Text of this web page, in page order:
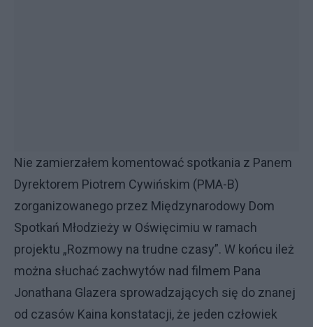
Nie zamierzałem komentować spotkania z Panem
Dyrektorem Piotrem Cywińskim (PMA-B)
zorganizowanego przez Międzynarodowy Dom
Spotkań Młodzieży w Oświęcimiu w ramach
projektu „Rozmowy na trudne czasy”. W końcu ileż
można słuchać zachwytów nad filmem Pana
Jonathana Glazera sprowadzających się do znanej
od czasów Kaina konstatacji, że jeden człowiek